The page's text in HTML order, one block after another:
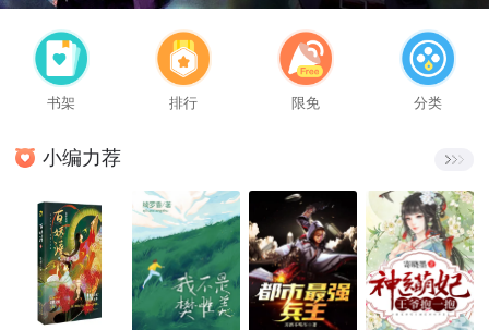
书架 排行 限免 分类
小编力荐